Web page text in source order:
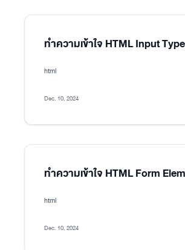
ทำความเข้าใจ HTML Input
html
Dec. 10, 2024
ทำความเข้าใจ HTML Form
html
Dec. 10, 2024